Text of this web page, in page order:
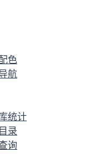
色
航
统计
录
询